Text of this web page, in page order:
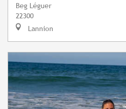
Beg Léguer
22300
Lannion